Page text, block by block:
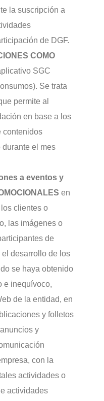
la suscripción a
de DGF.
COMO
SGC
Se trata
permite al
en base a los
contenidos
el mes
a eventos y
en
clientes o
las imágenes o
de
desarrollo de los
se haya obtenido
e inequívoco,
de la entidad, en
y folletos
y
con la
actividades o
actividades